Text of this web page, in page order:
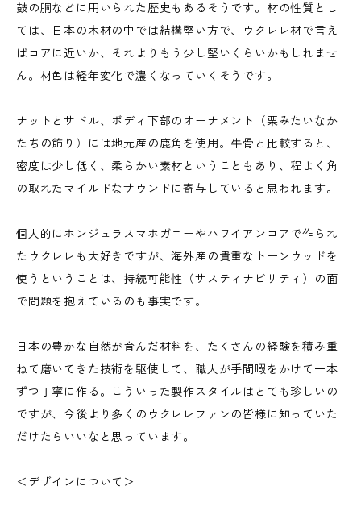
鼓の胴などに用いられた歴史もあるそうです。材の性質とし
ては、日本の木材の中では結構堅い方で、ウクレレ材で言え
ばコアに近いか、それよりもう少し堅いくらいかもしれませ
ん。材色は経年変化で濃くなっていくそうです。
ナットとサドル、ボディ下部のオーナメント（栗みたいなか
たちの飾り）には地元産の鹿角を使用。牛骨と比較すると、
密度は少し低く、柔らかい素材ということもあり、程よく角
の取れたマイルドなサウンドに寄与していると思われます。
個人的にホンジュラスマホガニーやハワイアンコアで作られ
たウクレレも大好きですが、海外産の貴重なトーンウッドを
使うということは、持続可能性（サスティナビリティ）の面
で問題を抱えているのも事実です。
日本の豊かな自然が育んだ材料を、たくさんの経験を積み重
ねて磨いてきた技術を駆使して、職人が手間暇をかけて一本
ずつ丁寧に作る。こういった製作スタイルはとても珍しいの
ですが、今後より多くのウクレレファンの皆様に知っていた
だけたらいいなと思っています。
＜デザインについて＞